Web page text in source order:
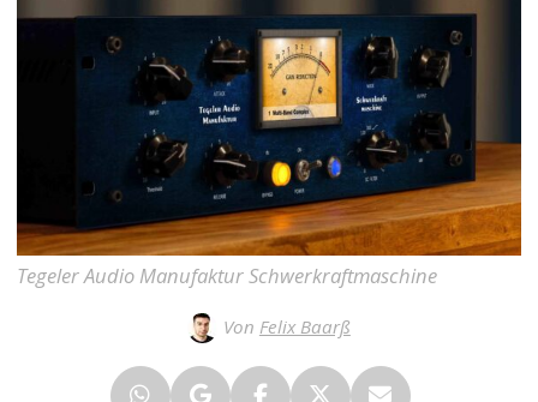
Tegeler Audio Manufaktur Schwerkraftmaschine
Von Felix Baarß